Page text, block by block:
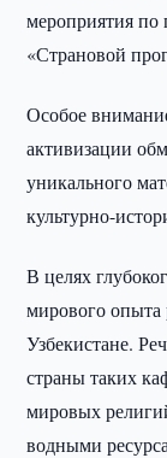
мероприятия
«Страновой
Особое
активизации
уникального
культурно-
В целях
мирового
Узбекистане.
страны таких
мировых
водными